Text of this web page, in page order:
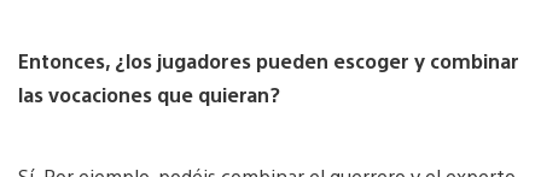
Entonces, ¿los jugadores pueden escoger y combinar
las vocaciones que quieran?